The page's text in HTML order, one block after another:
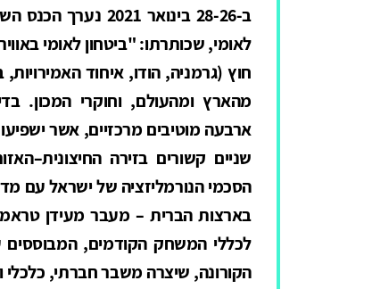
ב-28-26 בינואר 2021 נערך הכנס השנתי
לאומי, שכותרתו: "ביטחון לאומי
חוץ (גרמניה, הודו, איחוד
מהארץ ומהעולם, וחוקרי המכון.
ארבעה מוטיבים מרכזיים, אשר
בארצות הברית – מעבר מעידן
הקורונה, שיצרה משבר חברתי, כלכלי